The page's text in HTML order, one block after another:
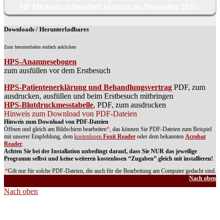
Downloads / Herunterladbares
Zum herunterladen einfach anklicken
HPS-Anamnesebogen
zum ausfüllen vor dem Erstbesuch
HPS-Patientenerklärung und Behandlungsvertrag PDF, zum
ausdrucken, ausfüllen und beim Erstbesuch mitbringen
HPS-Blutdruckmesstabelle, PDF, zum ausdrucken
Hinweis zum Download von PDF-Dateien
Hinweis zum Download von PDF-Dateien
Öffnen und gleich am Bildschirm bearbeiten*, das können Sie PDF-Dateien zum Beispiel
mit unserer Empfehlung, dem kostenlosen Foxit Reader oder dem bekannten Acrobat
Reader.
Achten Sie bei der Installation unbedingt darauf, dass Sie NUR das jeweilige
Programm selbst und keine weiteren kostenlosen “Zugaben” gleich mit installieren!
*Gilt nur für solche PDF-Dateien, die auch für die Bearbeitung am Computer gedacht sind.
Nach oben
Nach oben